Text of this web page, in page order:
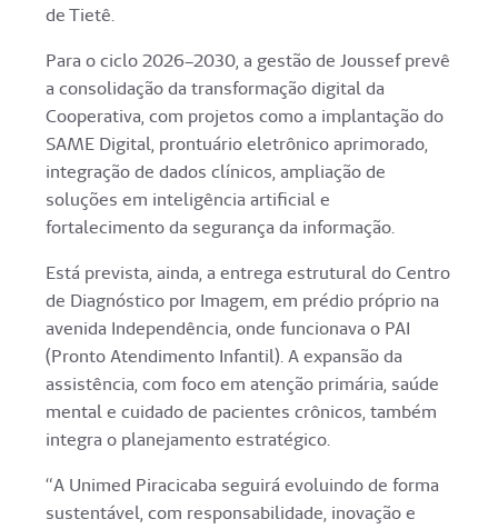
de Tietê.
Para o ciclo 2026–2030, a gestão de Joussef prevê
a consolidação da transformação digital da
Cooperativa, com projetos como a implantação do
SAME Digital, prontuário eletrônico aprimorado,
integração de dados clínicos, ampliação de
soluções em inteligência artificial e
fortalecimento da segurança da informação.
Está prevista, ainda, a entrega estrutural do Centro
de Diagnóstico por Imagem, em prédio próprio na
avenida Independência, onde funcionava o PAI
(Pronto Atendimento Infantil). A expansão da
assistência, com foco em atenção primária, saúde
mental e cuidado de pacientes crônicos, também
integra o planejamento estratégico.
“A Unimed Piracicaba seguirá evoluindo de forma
sustentável, com responsabilidade, inovação e